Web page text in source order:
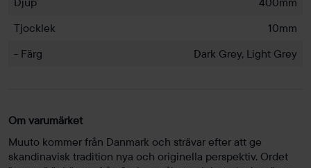
Tjocklek
10mm
- Färg
Dark Grey, Light Grey
Om varumärket
Muuto kommer från Danmark och strävar efter att ge
skandinavisk tradition nya och originella perspektiv. Ordet